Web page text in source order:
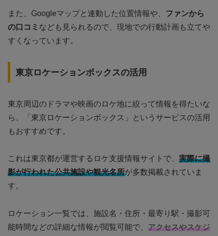
また、Googleマップと連動した位置情報や、 ファンから
の口コミ なども見られるので、現地での行動計画も立てや
すくなっています。
東京ロケーションボックスの活用
東京周辺のドラマや映画のロケ地に絞って情報を得たいな
ら、「東京ロケーションボックス」というサービスの活用
もおすすめです。
これは東京都が運営するロケ支援情報サイトで、 実際に撮
影が行われた公共施設や観光名所が多数掲載されていま
す。
ロケーション一覧では、施設名・住所・最寄り駅・撮影可
能時間などの詳細な情報が閲覧可能で、 アクセスやスケジ